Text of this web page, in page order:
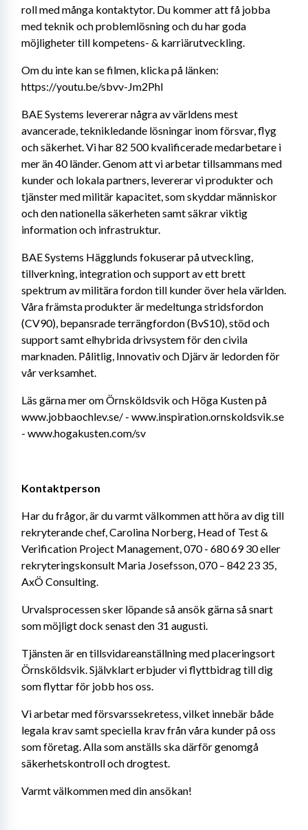
roll med många kontaktytor. Du kommer att få jobba
med teknik och problemlösning och du har goda
möjligheter till kompetens- & karriärutveckling.
Om du inte kan se filmen, klicka på länken:
https://youtu.be/sbvv-Jm2PhI
BAE Systems levererar några av världens mest
avancerade, teknikledande lösningar inom försvar, flyg
och säkerhet. Vi har 82 500 kvalificerade medarbetare i
mer än 40 länder. Genom att vi arbetar tillsammans med
kunder och lokala partners, levererar vi produkter och
tjänster med militär kapacitet, som skyddar människor
och den nationella säkerheten samt säkrar viktig
information och infrastruktur.
BAE Systems Hägglunds fokuserar på utveckling,
tillverkning, integration och support av ett brett
spektrum av militära fordon till kunder över hela världen.
Våra främsta produkter är medeltunga stridsfordon
(CV90), bepansrade terrängfordon (BvS10), stöd och
support samt elhybrida drivsystem för den civila
marknaden. Pålitlig, Innovativ och Djärv är ledorden för
vår verksamhet.
Läs gärna mer om Örnsköldsvik och Höga Kusten på
www.jobbaochlev.se/ - www.inspiration.ornskoldsvik.se
- www.hogakusten.com/sv
Kontaktperson
Har du frågor, är du varmt välkommen att höra av dig till
rekryterande chef, Carolina Norberg, Head of Test &
Verification Project Management, 070 - 680 69 30 eller
rekryteringskonsult Maria Josefsson, 070 – 842 23 35,
AxÖ Consulting.
Urvalsprocessen sker löpande så ansök gärna så snart
som möjligt dock senast den 31 augusti.
Tjänsten är en tillsvidareanställning med placeringsort
Örnsköldsvik. Självklart erbjuder vi flyttbidrag till dig
som flyttar för jobb hos oss.
Vi arbetar med försvarssekretess, vilket innebär både
legala krav samt speciella krav från våra kunder på oss
som företag. Alla som anställs ska därför genomgå
säkerhetskontroll och drogtest.
Varmt välkommen med din ansökan!